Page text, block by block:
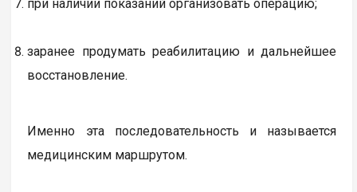
при наличии показаний организовать операцию;
заранее продумать реабилитацию и дальнейшее
восстановление.
Именно эта последовательность и называется
медицинским маршрутом.